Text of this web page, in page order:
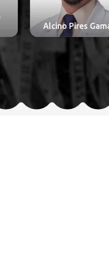
Alcino Pires